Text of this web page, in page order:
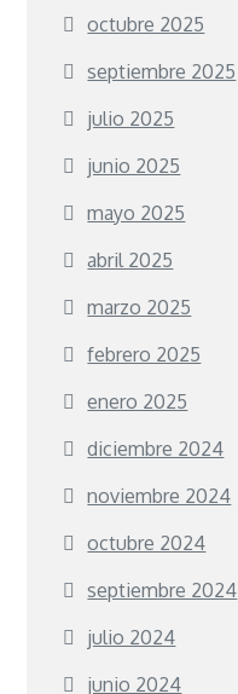
octubre 2025
septiembre 2025
julio 2025
junio 2025
mayo 2025
abril 2025
marzo 2025
febrero 2025
enero 2025
diciembre 2024
noviembre 2024
octubre 2024
septiembre 2024
julio 2024
junio 2024